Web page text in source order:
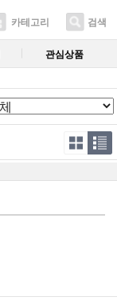
카테고리 검색
관심상품